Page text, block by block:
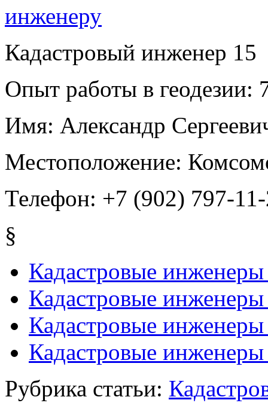
Кадастровый инженер 15
Опыт работы в геодезии:
Имя: Александр
Местоположение:
Телефон: +7 (902) 797-
§
Кадастровые
Кадастровые
Кадастровые
Кадастровые инженеры
Рубрика статьи: